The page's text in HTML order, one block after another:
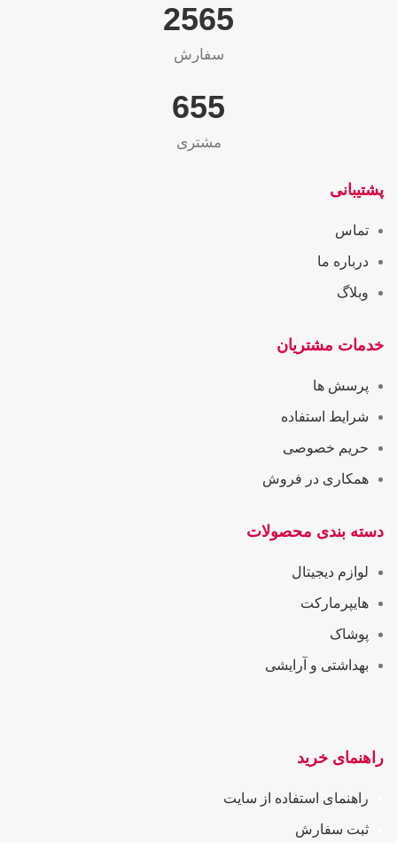
2565
سفارش
655
مشتری
پشتیبانی
تماس
درباره ما
وبلاگ
خدمات مشتریان
پرسش ها
شرایط استفاده
حریم خصوصی
همکاری در فروش
دسته بندی محصولات
لوازم دیجیتال
هایپرمارکت
پوشاک
بهداشتی و آرایشی
راهنمای خرید
راهنمای استفاده از سایت
ثبت سفارش